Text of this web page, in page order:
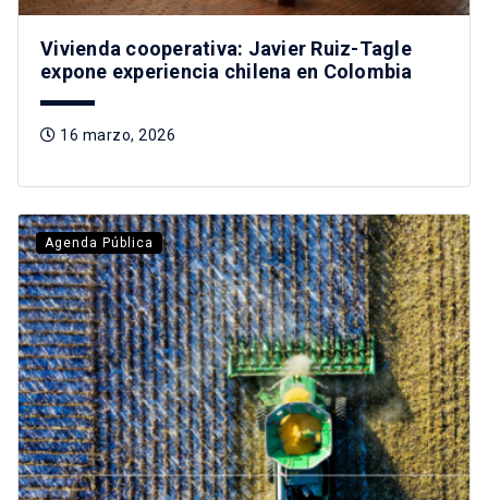
Vivienda cooperativa: Javier Ruiz-Tagle
expone experiencia chilena en Colombia
16 marzo, 2026
Agenda Pública